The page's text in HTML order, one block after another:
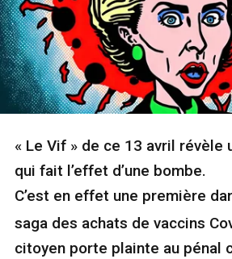
« Le Vif » de ce 13 avril révèle
qui fait l’effet d’une bombe.
C’est en effet une première
saga des achats de vaccins
citoyen porte plainte au pénal